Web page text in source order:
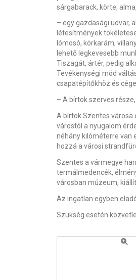
sárgabarack, körte,
– egy gazdasági udvar,
létesítmények
lómosó, körkarám,
lehető legkevesebb
Tiszagát, ártér, pedig
Tevékenységi mód
csapatépítőkhöz és
– A bírtok szerves
A bírtok Szentes városa
várostól a nyugalom
néhány kilóméterre van
hozzá a városi
Szentes a vármegye
termálmedencék,
városban múzeum,
Az ingatlan egyben
Szükség esetén